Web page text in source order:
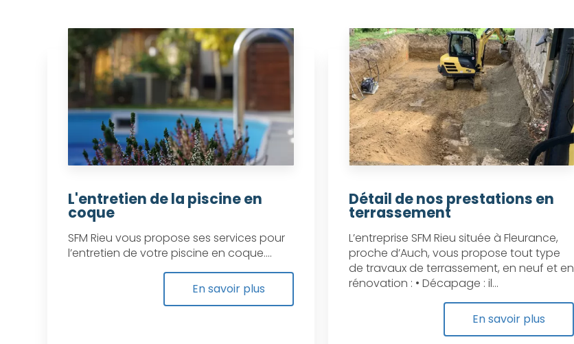
L'entretien de la piscine en
coque
SFM Rieu vous propose ses services pour
l’entretien de votre piscine en coque....
En savoir plus
Détail de nos prestations en
terrassement
L’entreprise SFM Rieu située à Fleurance,
proche d’Auch, vous propose tout type
de travaux de terrassement, en neuf et en
rénovation : • Décapage : il...
En savoir plus